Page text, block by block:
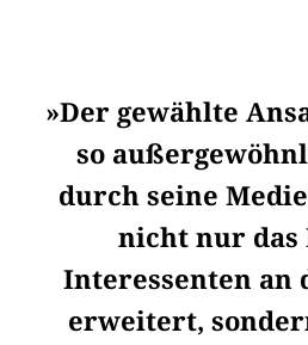
»Der gewählte
so
durch seine
nicht nur das
Interessenten an
erweitert,